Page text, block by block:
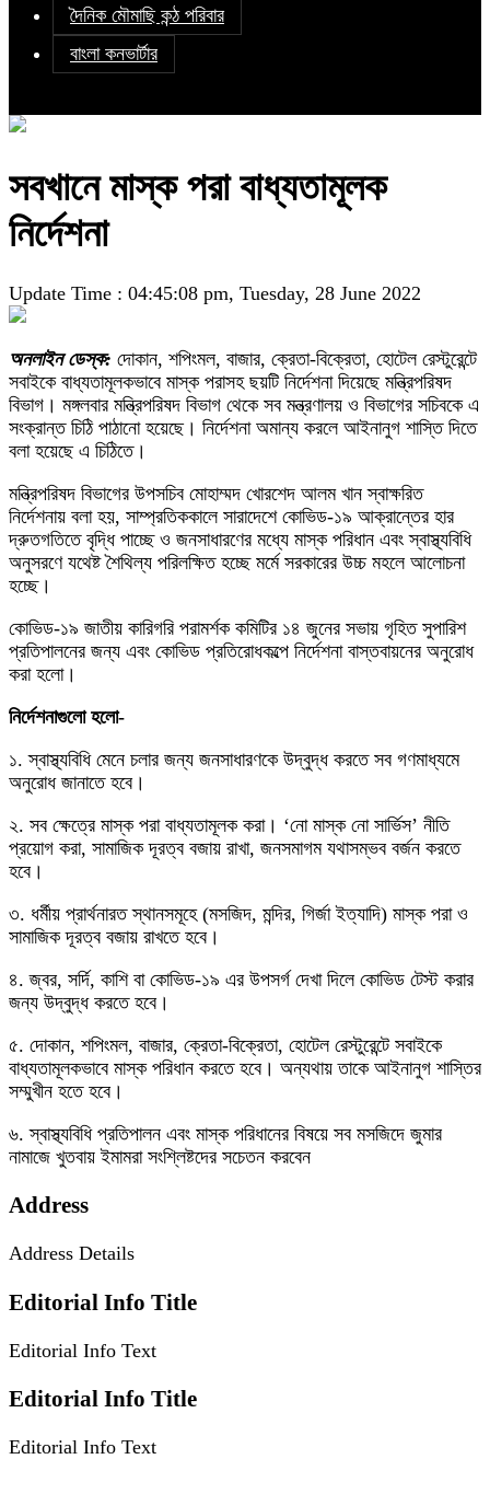
দৈনিক মৌমাছি কন্ঠ পরিবার
বাংলা কনভার্টার
সবখানে মাস্ক পরা বাধ্যতামূলক
নির্দেশনা
Update Time : 04:45:08 pm, Tuesday, 28 June 2022
অনলাইন ডেস্ক: দোকান, শপিংমল, বাজার, ক্রেতা-বিক্রেতা, হোটেল রেস্টুরেন্টে
সবাইকে বাধ্যতামূলকভাবে মাস্ক পরাসহ ছয়টি নির্দেশনা দিয়েছে মন্ত্রিপরিষদ
বিভাগ। মঙ্গলবার মন্ত্রিপরিষদ বিভাগ থেকে সব মন্ত্রণালয় ও বিভাগের সচিবকে এ
সংক্রান্ত চিঠি পাঠানো হয়েছে। নির্দেশনা অমান্য করলে আইনানুগ শাস্তি দিতে
বলা হয়েছে এ চিঠিতে।
মন্ত্রিপরিষদ বিভাগের উপসচিব মোহাম্মদ খোরশেদ আলম খান স্বাক্ষরিত
নির্দেশনায় বলা হয়, সাম্প্রতিককালে সারাদেশে কোভিড-১৯ আক্রান্তের হার
দ্রুতগতিতে বৃদ্ধি পাচ্ছে ও জনসাধারণের মধ্যে মাস্ক পরিধান এবং স্বাস্থ্যবিধি
অনুসরণে যথেষ্ট শৈথিল্য পরিলক্ষিত হচ্ছে মর্মে সরকারের উচ্চ মহলে আলোচনা
হচ্ছে।
কোভিড-১৯ জাতীয় কারিগরি পরামর্শক কমিটির ১৪ জুনের সভায় গৃহিত সুপারিশ
প্রতিপালনের জন্য এবং কোভিড প্রতিরোধকল্পে নির্দেশনা বাস্তবায়নের অনুরোধ
করা হলো।
নির্দেশনাগুলো হলো-
১. স্বাস্থ্যবিধি মেনে চলার জন্য জনসাধারণকে উদ্বুদ্ধ করতে সব গণমাধ্যমে
অনুরোধ জানাতে হবে।
২. সব ক্ষেত্রে মাস্ক পরা বাধ্যতামূলক করা। ‘নো মাস্ক নো সার্ভিস’ নীতি
প্রয়োগ করা, সামাজিক দূরত্ব বজায় রাখা, জনসমাগম যথাসম্ভব বর্জন করতে
হবে।
৩. ধর্মীয় প্রার্থনারত স্থানসমূহে (মসজিদ, মন্দির, গির্জা ইত্যাদি) মাস্ক পরা ও
সামাজিক দূরত্ব বজায় রাখতে হবে।
৪. জ্বর, সর্দি, কাশি বা কোভিড-১৯ এর উপসর্গ দেখা দিলে কোভিড টেস্ট করার
জন্য উদ্বুদ্ধ করতে হবে।
৫. দোকান, শপিংমল, বাজার, ক্রেতা-বিক্রেতা, হোটেল রেস্টুরেন্টে সবাইকে
বাধ্যতামূলকভাবে মাস্ক পরিধান করতে হবে। অন্যথায় তাকে আইনানুগ শাস্তির
সম্মুখীন হতে হবে।
৬. স্বাস্থ্যবিধি প্রতিপালন এবং মাস্ক পরিধানের বিষয়ে সব মসজিদে জুমার
নামাজে খুতবায় ইমামরা সংশ্লিষ্টদের সচেতন করবেন
Address
Address Details
Editorial Info Title
Editorial Info Text
Editorial Info Title
Editorial Info Text